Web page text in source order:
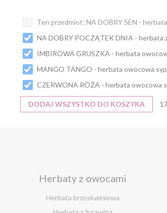
Ten przedmiot:NA DOBRY SEN -
NA DOBRY POCZĄTEK DNIA - herbata
IMBIROWA GRUSZKA - herbata
MANGO TANGO - herbata owocowa
CZERWONA RÓŻA - herbata owocowa
DODAJ WSZYSTKO DO KOSZYKA
Herbaty z owocami
Herbata brzoskwiniowa